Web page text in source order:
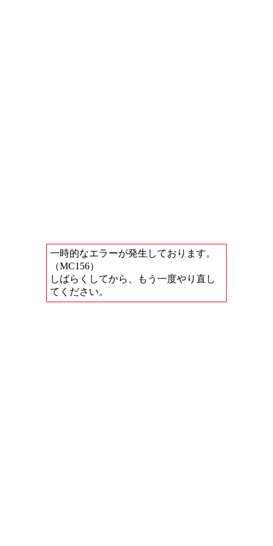
一時的なエラーが発生しております。
（MC156）
しばらくしてから、もう一度やり直し
てください。